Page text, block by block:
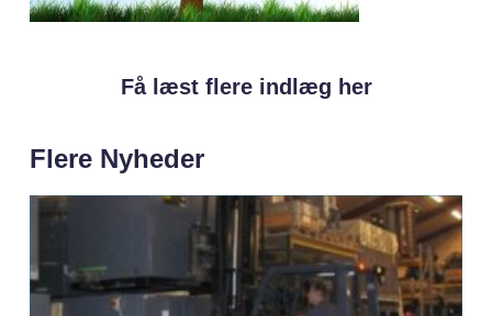
Få læst flere indlæg her
Flere Nyheder